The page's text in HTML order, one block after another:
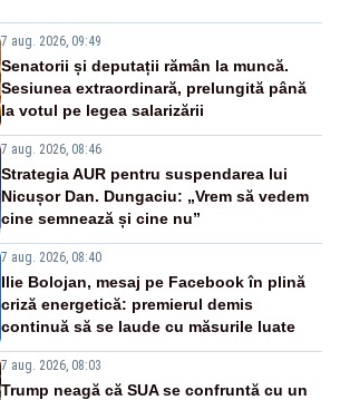
7 aug. 2026, 09:49
Senatorii și deputații rămân la muncă.
Sesiunea extraordinară, prelungită până
la votul pe legea salarizării
7 aug. 2026, 08:46
Strategia AUR pentru suspendarea lui
Nicușor Dan. Dungaciu: „Vrem să vedem
cine semnează și cine nu”
7 aug. 2026, 08:40
Ilie Bolojan, mesaj pe Facebook în plină
criză energetică: premierul demis
continuă să se laude cu măsurile luate
7 aug. 2026, 08:03
Trump neagă că SUA se confruntă cu un